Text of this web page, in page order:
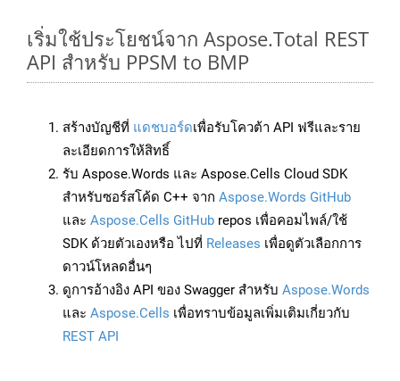
เริ่มใช้ประโยชน์จาก Aspose.Total REST
API สำหรับ PPSM to BMP
สร้างบัญชีที่ แดชบอร์ดเพื่อรับโควต้า API ฟรีและราย
ละเอียดการให้สิทธิ์
รับ Aspose.Words และ Aspose.Cells Cloud SDK
สำหรับซอร์สโค้ด C++ จาก Aspose.Words GitHub
และ Aspose.Cells GitHub repos เพื่อคอมไพล์/ใช้
SDK ด้วยตัวเองหรือ ไปที่ Releases เพื่อดูตัวเลือกการ
ดาวน์โหลดอื่นๆ
ดูการอ้างอิง API ของ Swagger สำหรับ Aspose.Words
และ Aspose.Cells เพื่อทราบข้อมูลเพิ่มเติมเกี่ยวกับ
REST API